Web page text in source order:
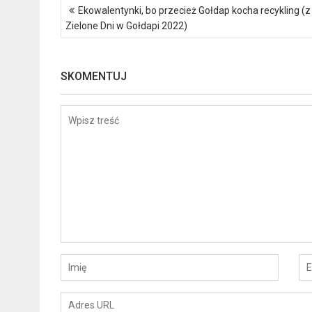
Nawigacja
wpisu
Ekowalentynki, bo przecież Gołdap kocha recykling
Zielone Dni w Gołdapi 2022)
SKOMENTUJ